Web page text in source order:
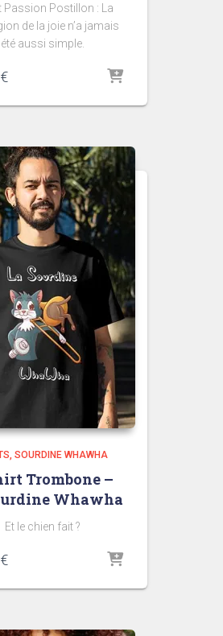
Passion Postillon : La
de la joie n’a jamais
été aussi simple.
€
SOURDINE WHAWHA
Trombone –
Whawha
Et le chien fait ?
€